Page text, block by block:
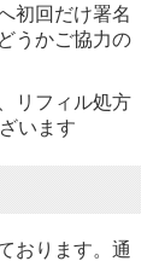
初回だけ署名
うかご協力の
リフィル処方
います
おります。通